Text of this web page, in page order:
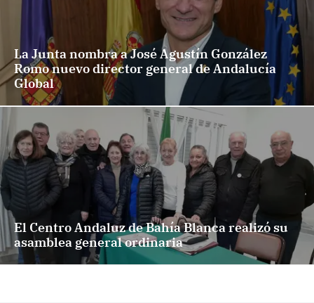
La Junta nombra a José Agustín González
Romo nuevo director general de Andalucía
Global
El Centro Andaluz de Bahía Blanca realizó su
asamblea general ordinaria